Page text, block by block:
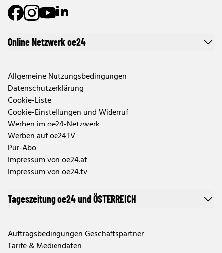
Online Netzwerk oe24
Allgemeine Nutzungsbedingungen
Datenschutzerklärung
Cookie-Liste
Cookie-Einstellungen und Widerruf
Werben im oe24-Netzwerk
Werben auf oe24TV
Pur-Abo
Impressum von oe24.at
Impressum von oe24.tv
Tageszeitung oe24 und ÖSTERREICH
Auftragsbedingungen Geschäftspartner
Tarife & Mediendaten